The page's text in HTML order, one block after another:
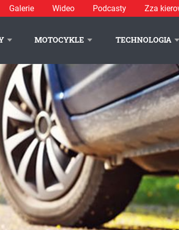
Galerie Wideo Podcasty Zza
MOTOCYKLE TECHNOLOGIA